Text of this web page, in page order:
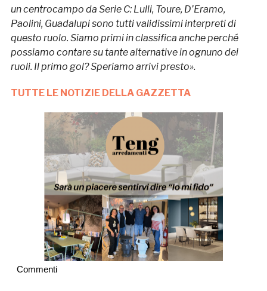
un centrocampo da Serie C: Lulli, Toure, D’Eramo,
Paolini, Guadalupi sono tutti validissimi interpreti di
questo ruolo. Siamo primi in classifica anche perché
possiamo contare su tante alternative in ognuno dei
ruoli. Il primo gol? Speriamo arrivi presto».
TUTTE LE NOTIZIE DELLA GAZZETTA
Commenti